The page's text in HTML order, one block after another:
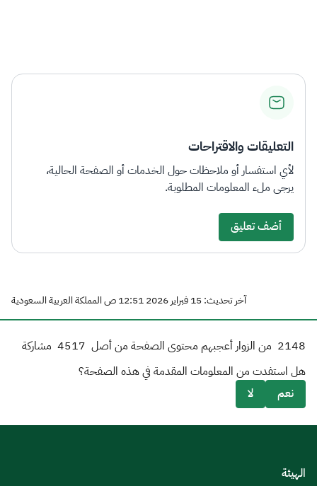
التعليقات والاقتراحات
لأي استفسار أو ملاحظات حول الخدمات أو الصفحة الحالية،
يرجى ملء المعلومات المطلوبة.
أضف تعليق
آخر تحديث: 15 فبراير 2026 12:51 ص المملكة العربية السعودية
2148 من الزوار أعجبهم محتوى الصفحة من أصل 4517 مشاركة
هل استفدت من المعلومات المقدمة في هذه الصفحة؟
نعم
لا
الهيئة